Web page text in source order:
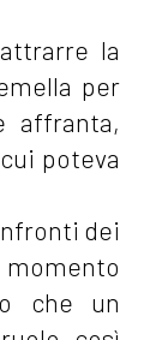
la
per
affranta,
poteva
dei
che un